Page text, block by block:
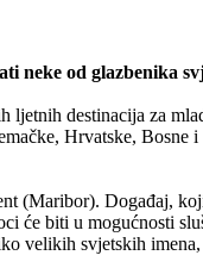
neke od glazbenika
ljetnih destinacija za
Hrvatske, Bosne
(Maribor). Događaj,
će biti u mogućnosti
velikih svjetskih